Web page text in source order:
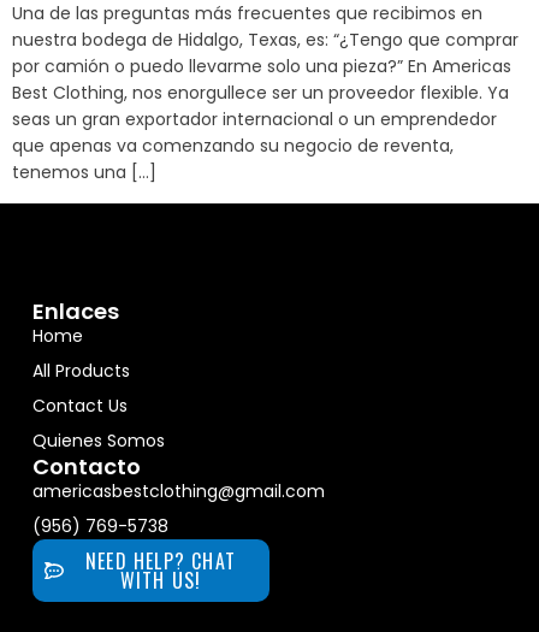
Una de las preguntas más frecuentes que recibimos en
nuestra bodega de Hidalgo, Texas, es: “¿Tengo que comprar
por camión o puedo llevarme solo una pieza?” En Americas
Best Clothing, nos enorgullece ser un proveedor flexible. Ya
seas un gran exportador internacional o un emprendedor
que apenas va comenzando su negocio de reventa,
tenemos una […]
Enlaces
Home
All Products
Contact Us
Quienes Somos
Contacto
americasbestclothing@gmail.com
(956) 769-5738
NEED HELP? CHAT
WITH US!